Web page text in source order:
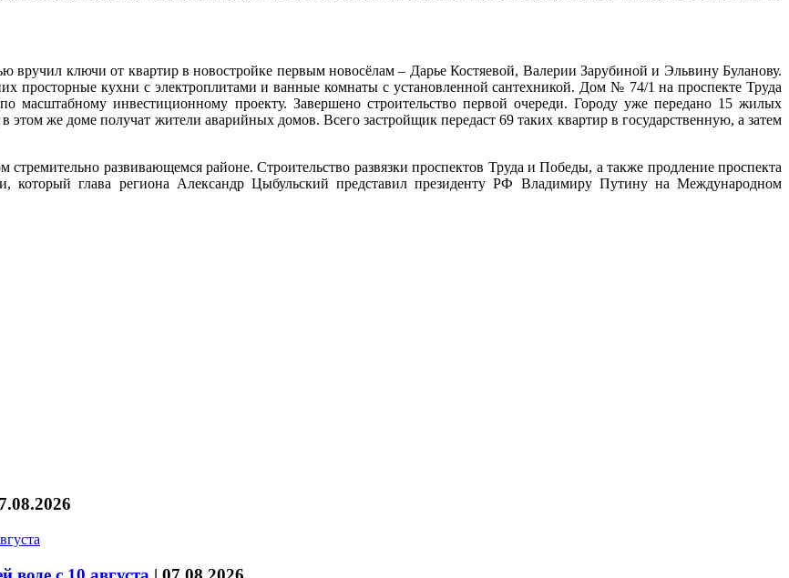
ключи от квартир в новостройке первым новосёлам – Дарье Костяевой, Валерии Зарубиной и Эльвину Буланову.
просторные кухни с электроплитами и ванные комнаты с установленной сантехникой. Дом № 74/1 на проспекте Труда
масштабному инвестиционному проекту. Завершено строительство первой очереди. Городу уже передано 15 жилых
же доме получат жители аварийных домов. Всего застройщик передаст 69 таких квартир в государственную, а затем
развивающемся районе. Строительство развязки проспектов Труда и Победы, а также продление проспекта
который глава региона Александр Цыбульский представил президенту РФ Владимиру Путину на Международном